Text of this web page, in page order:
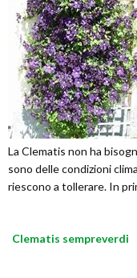
La Clematis non ha
sono delle condizioni
riescono a tollerare. In
Clematis sempreverdi